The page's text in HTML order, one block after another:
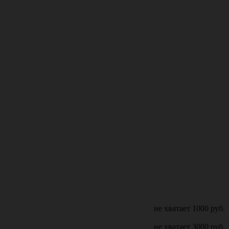
не хватает 1000 руб.
не хватает 3000 руб.